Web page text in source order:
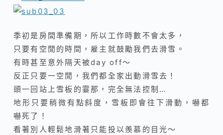
季初是房間準備期，所以工作時數不會太多，
只要有空閒的時間，雇主就鼓勵我們去滑雪。
有時甚至意外隔天被day off～
反正只要一空閒，我們都全家出動滑雪去！
頭一回站上雪板的霎那，完全無法控制…
地形只要稍微有點斜度，雪板即會往下滑動，嚇都
嚇死了！
看著別人輕鬆地滑著只能投以羨慕的目光～